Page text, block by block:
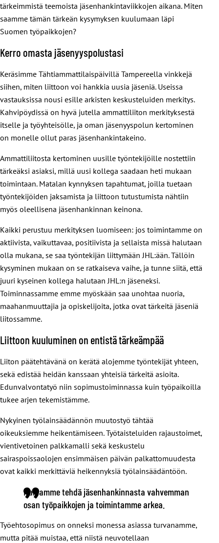
tärkeimmistä teemoista jäsenhankintaviikkojen aikana. Miten
saamme tämän tärkeän kysymyksen kuulumaan läpi
Suomen työpaikkojen?
Kerro omasta jäsenyyspolustasi
Keräsimme Tähtiammattilaispäivillä Tampereella vinkkejä
siihen, miten liittoon voi hankkia uusia jäseniä. Useissa
vastauksissa nousi esille arkisten keskusteluiden merkitys.
Kahvipöydissä on hyvä jutella ammattiliiton merkityksestä
itselle ja työyhteisölle, ja oman jäsenyyspolun kertominen
on monelle ollut paras jäsenhankintakeino.
Ammattiliitosta kertominen uusille työntekijöille nostettiin
tärkeäksi asiaksi, millä uusi kollega saadaan heti mukaan
toimintaan. Matalan kynnyksen tapahtumat, joilla tuetaan
työntekijöiden jaksamista ja liittoon tutustumista nähtiin
myös oleellisena jäsenhankinnan keinona.
Kaikki perustuu merkityksen luomiseen: jos toimintamme on
aktiivista, vaikuttavaa, positiivista ja sellaista missä halutaan
olla mukana, se saa työntekijän liittymään JHL:ään. Tällöin
kysyminen mukaan on se ratkaiseva vaihe, ja tunne siitä, että
juuri kyseinen kollega halutaan JHL:n jäseneksi.
Toiminnassamme emme myöskään saa unohtaa nuoria,
maahanmuuttajia ja opiskelijoita, jotka ovat tärkeitä jäseniä
liitossamme.
Liittoon kuuluminen on entistä tärkeämpää
Liiton päätehtävänä on kerätä alojemme työntekijät yhteen,
sekä edistää heidän kanssaan yhteisiä tärkeitä asioita.
Edunvalvontatyö niin sopimustoiminnassa kuin työpaikoilla
tukee arjen tekemistämme.
Nykyinen työlainsäädännön muutostyö tähtää
oikeuksiemme heikentämiseen. Työtaisteluiden rajaustoimet,
vientivetoinen palkkamalli sekä keskustelu
sairaspoissaolojen ensimmäisen päivän palkattomuudesta
ovat kaikki merkittäviä heikennyksiä työlainsäädäntöön.
Haluamme tehdä jäsenhankinnasta vahvemman
osan työpaikkojen ja toimintamme arkea.
Työehtosopimus on onneksi monessa asiassa turvanamme,
mutta pitää muistaa, että niistä neuvotellaan